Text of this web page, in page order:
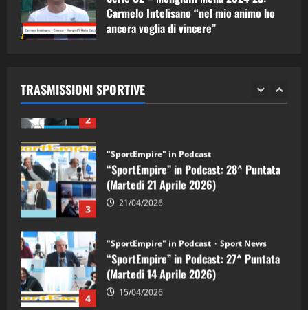
Carmelo Intelisano “nel mio animo ho
ancora voglia di vincere”
TRASMISSIONI SPORTIVE
1
2 28/04/2026
3
(Martedi 21 Aprile 2026)
21/04/2026
4
(Martedi 14 Aprile 2026)
15/04/2026